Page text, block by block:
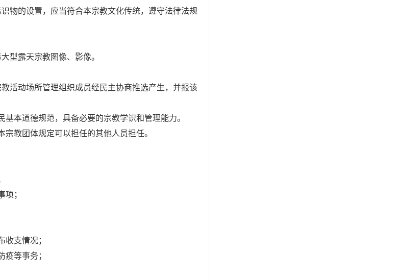
物的设置，应当符合本宗教文化传统，遵守法律法规
型露天宗教图像、影像。
活动场所管理组织成员经民主协商推选产生，并报该
本道德规范，具备必要的宗教学识和管理能力。
教团体规定可以担任的其他人员担任。
项；
收支情况；
疫等事务；